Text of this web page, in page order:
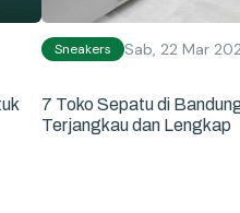
Sneakers Sab, 22 Mar
7 Toko Sepatu di
Terjangkau dan Lengkap